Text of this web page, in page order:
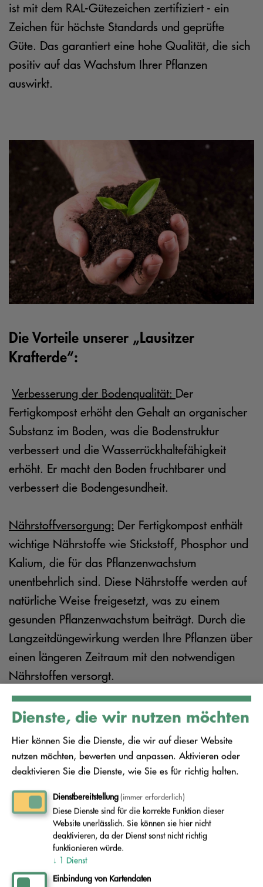
ist mit dem RAL-Gütezeichen zertifiziert - ein
Zeichen für höchste Standards und geprüfte
Güte. Das garantiert eine hohe Qualität, die sich
positiv auf das Wachstum Ihrer Pflanzen
auswirkt.
Die Vorteile unserer „Lausitzer
Krafterde“:
Verbesserung der Bodenqualität: Der
Fertigkompost erhöht den Gehalt an organischer
Substanz im Boden, was die Bodenstruktur
verbessert und die Wasserrückhaltefähigkeit
erhöht. Er macht den Boden fruchtbarer und
verbessert die Bodengesundheit.
Nährstoffversorgung: Der Fertigkompost enthält
wichtige Nährstoffe wie Stickstoff, Phosphor und
Kalium, die für das Pflanzenwachstum
unentbehrlich sind. Diese Nährstoffe werden auf
natürliche Weise freigesetzt, was zu einem
gesunden Pflanzenwachstum beiträgt. Durch die
Langzeitdüngewirkung werden Ihre Pflanzen über
einen längeren Zeitraum mit den notwendigen
Nährstoffen versorgt.
Abfallvermeidung: Der Fertigkompost wird aus
den Garten- und Küchenabfällen, die Sie in der
Biotonne sammeln, hergestellt. Dadurch werden
wertvolle Rohstoffe in den Stoffkreislauf
zurückgeführt, statt sie gemeinsam mit dem
Restmüll zu verbrennen. Durch die hochwertige
Verwertung der Bioabfälle in unserem Bio-
Energie-Zentrum in Freienhufen wird die Emission
von Treibhausgasen minimiert und somit ein
Beitrag zum Klimaschutz geleistet.
Dienste, die wir nutzen möchten
Hier können Sie die Dienste, die wir auf dieser Website
nutzen möchten, bewerten und anpassen. Aktivieren oder
deaktivieren Sie die Dienste, wie Sie es für richtig halten.
Dienstbereitstellung(immer erforderlich)
Diese Dienste sind für die korrekte Funktion dieser
Website unerlässlich. Sie können sie hier nicht
deaktivieren, da der Dienst sonst nicht richtig
funktionieren würde.
↓ 1 Dienst
Einbindung von Kartendaten